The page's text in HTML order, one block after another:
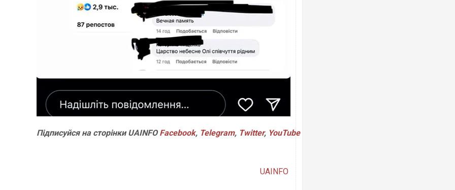
ПідписуйсянасторінкиUAINFO Facebook, Telegram, Twitter, YouTube
UAINFO